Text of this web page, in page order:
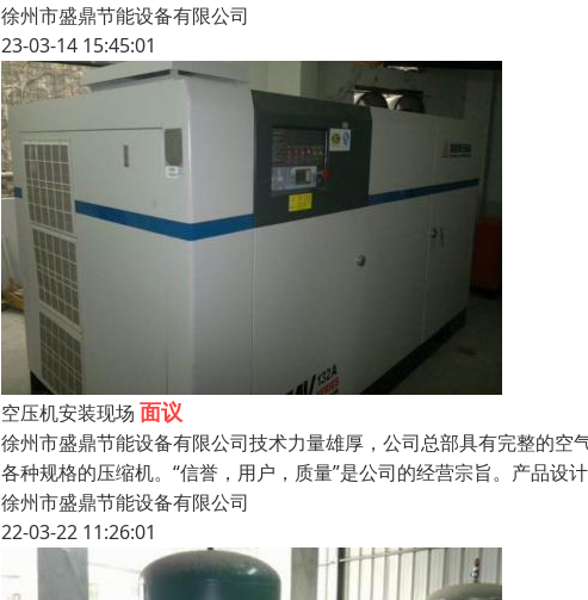
徐州市盛鼎节能设备有限公司
23-03-14 15:45:01
空压机安装现场 面议
徐州市盛鼎节能设备有限公司技术力量雄厚，公司总部具有完整的
各种规格的压缩机。“信誉，用户，质量”是公司的经营宗旨。产品
徐州市盛鼎节能设备有限公司
22-03-22 11:26:01